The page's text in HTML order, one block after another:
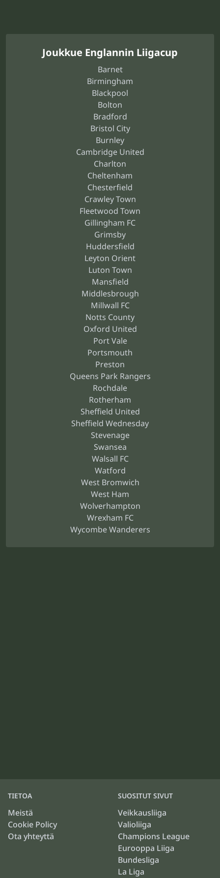
Joukkue Englannin Liigacup
Barnet
Birmingham
Blackpool
Bolton
Bradford
Bristol City
Burnley
Cambridge United
Charlton
Cheltenham
Chesterfield
Crawley Town
Fleetwood Town
Gillingham FC
Grimsby
Huddersfield
Leyton Orient
Luton Town
Mansfield
Middlesbrough
Millwall FC
Notts County
Oxford United
Port Vale
Portsmouth
Preston
Queens Park Rangers
Rochdale
Rotherham
Sheffield United
Sheffield Wednesday
Stevenage
Swansea
Walsall FC
Watford
West Bromwich
West Ham
Wolverhampton
Wrexham FC
Wycombe Wanderers
TIETOA
Meistä
Cookie Policy
Ota yhteyttä
SUOSITUT SIVUT
Veikkausliiga
Valioliiga
Champions League
Eurooppa Liiga
Bundesliga
La Liga